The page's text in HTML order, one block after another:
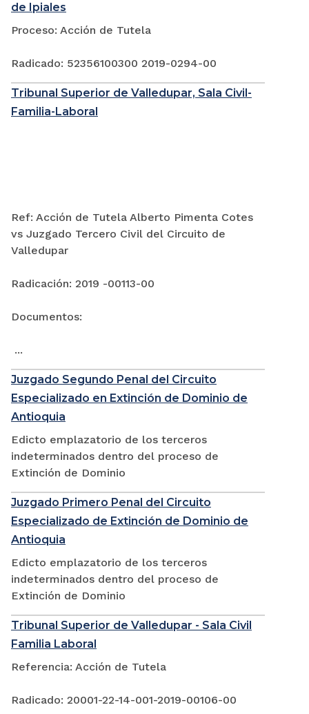
de Ipiales
Proceso: Acción de Tutela
Radicado: 52356100300 2019-0294-00
Tribunal Superior de Valledupar, Sala Civil-
Familia-Laboral
Ref: Acción de Tutela Alberto Pimenta Cotes
vs Juzgado Tercero Civil del Circuito de
Valledupar
Radicación: 2019 -00113-00
Documentos:
...
Juzgado Segundo Penal del Circuito
Especializado en Extinción de Dominio de
Antioquia
Edicto emplazatorio de los terceros
indeterminados dentro del proceso de
Extinción de Dominio
Juzgado Primero Penal del Circuito
Especializado de Extinción de Dominio de
Antioquia
Edicto emplazatorio de los terceros
indeterminados dentro del proceso de
Extinción de Dominio
Tribunal Superior de Valledupar - Sala Civil
Familia Laboral
Referencia: Acción de Tutela
Radicado: 20001-22-14-001-2019-00106-00